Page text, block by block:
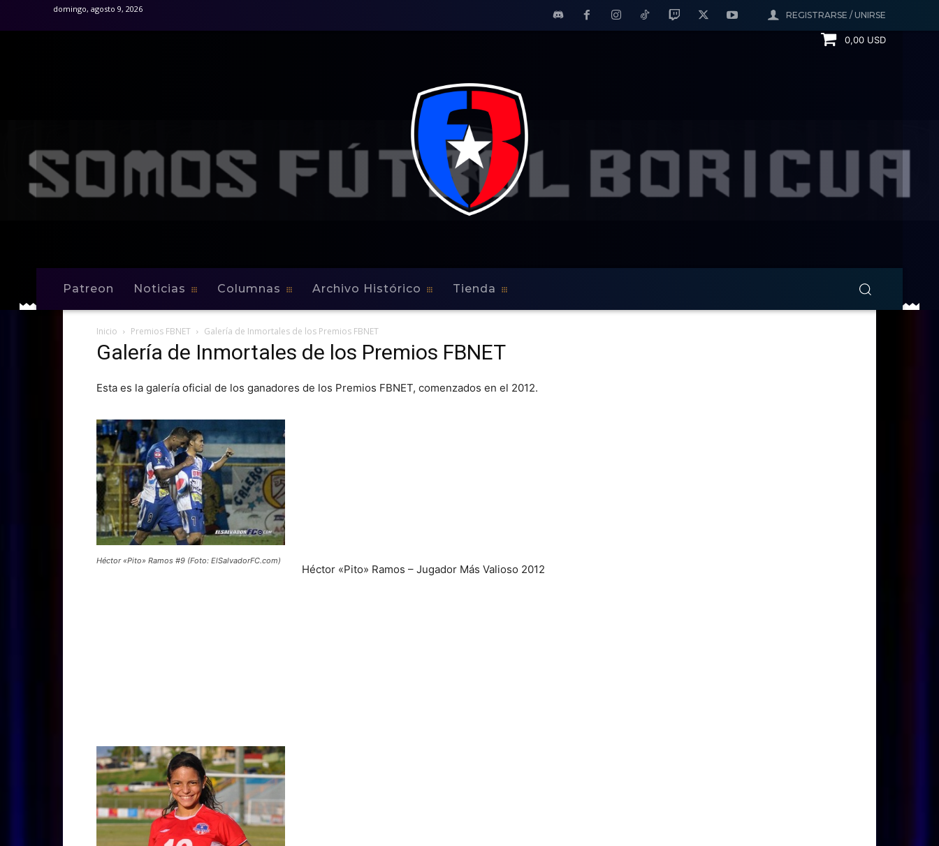
REGISTRARSE / UNIRSE
domingo, agosto 9, 2026
0,00 USD
Patreon Noticias Columnas Archivo Histórico Tienda
Inicio Premios FBNET Galería de Inmortales de los Premios FBNET
Galería de Inmortales de los Premios FBNET
Esta es la galería oficial de los ganadores de los Premios FBNET, comenzados en el 2012.
Héctor «Pito» Ramos #9 (Foto: ElSalvadorFC.com)
Héctor «Pito» Ramos – Jugador Más Valioso 2012